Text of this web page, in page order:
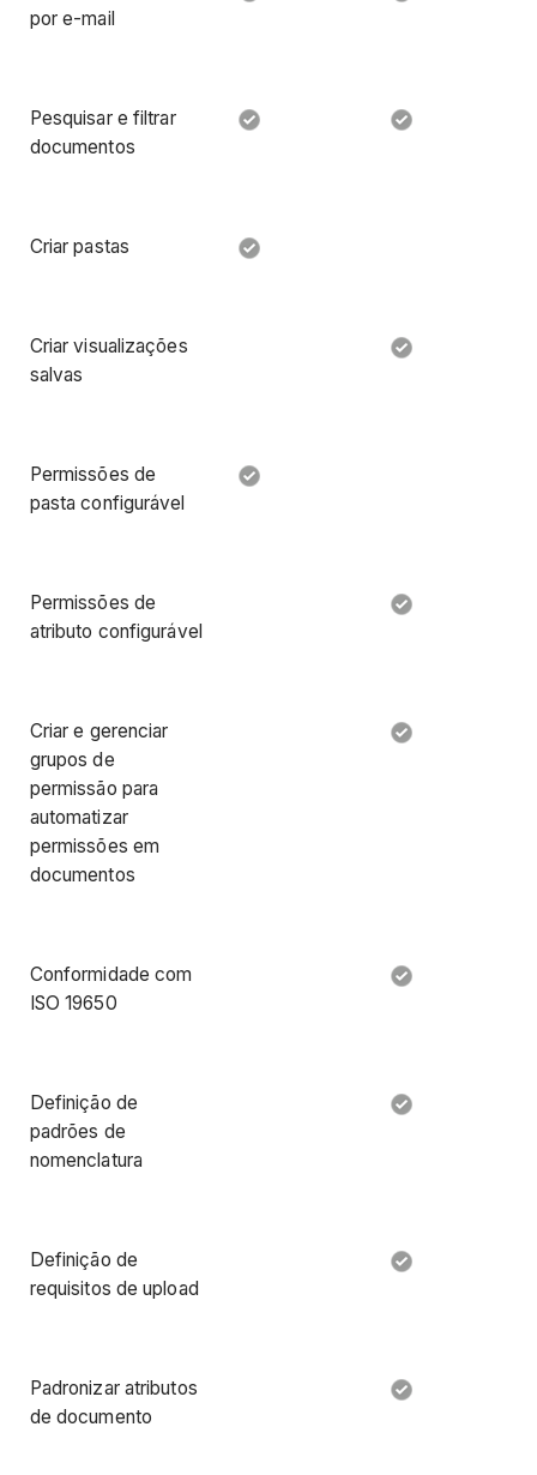
por e-mail
Pesquisar e filtrar
documentos
Criar pastas
Criar visualizações
salvas
Permissões de
pasta configurável
Permissões de
atributo configurável
Criar e gerenciar
grupos de
permissão para
automatizar
permissões em
documentos
Conformidade com
ISO 19650
Definição de
padrões de
nomenclatura
Definição de
requisitos de upload
Padronizar atributos
de documento